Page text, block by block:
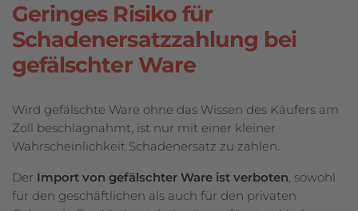
Geringes Risiko für
Schadenersatzzahlung bei
gefälschter Ware
Wird gefälschte Ware ohne das Wissen des Käufers am
Zoll beschlagnahmt, ist nur mit einer kleiner
Wahrscheinlichkeit Schadenersatz zu zahlen.
Der Import von gefälschter Ware ist verboten , sowohl
für den geschäftlichen als auch für den privaten